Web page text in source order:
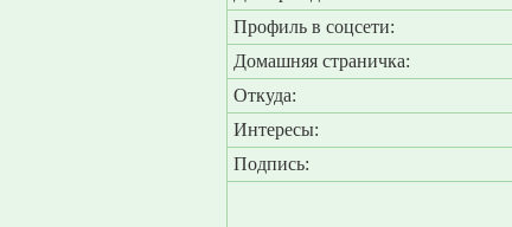
Профиль в соцсети:
Домашняя страничка:
Откуда:
Интересы:
Подпись: